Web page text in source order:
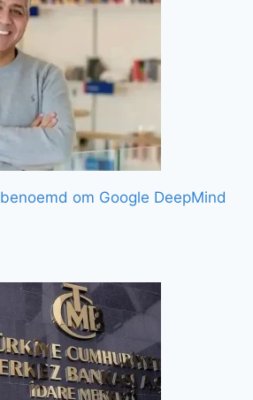
om Google DeepMind